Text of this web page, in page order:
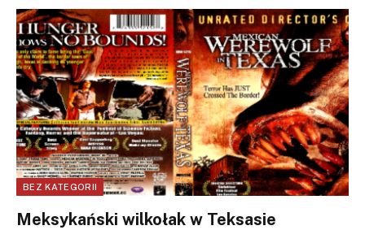
BEZ KATEGORII
Meksykański wilkołak w Teksasie